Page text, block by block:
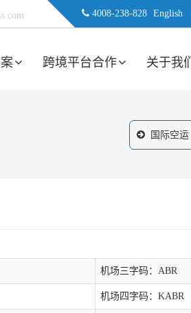
4008-238-828 English
跨境平台合作 关于我们
国际空运
机场三字码：ABR
机场四字码：KABR